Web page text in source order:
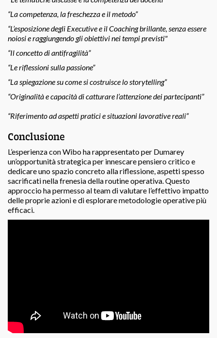
“La competenza, la freschezza e il metodo”
“L’esposizione degli Executive e il Coaching brillante, senza essere
noiosi e raggiungendo gli obiettivi nei tempi previsti"
“Il concetto di antifragilità”
“Le riflessioni sulla passione”
“La spiegazione su come si costruisce lo storytelling”
“Originalità e capacità di catturare l’attenzione dei partecipanti”
“Riferimento ad aspetti pratici e situazioni lavorative reali”
Conclusione
L’esperienza con Wibo ha rappresentato per Dumarey
un’opportunità strategica per innescare pensiero critico e
dedicare uno spazio concreto alla riflessione, aspetti spesso
sacrificati nella frenesia della routine operativa. Questo
approccio ha permesso al team di valutare l’effettivo impatto
delle proprie azioni e di esplorare metodologie operative più
efficaci.